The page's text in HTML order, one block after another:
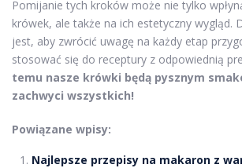
Pomijanie tych kroków może nie tylko
krówek, ale także na ich estetyczny wygląd.
jest, aby zwrócić uwagę na każdy etap
stosować się do receptury z odpowiednią
temu nasze krówki będą pysznym
zachwyci wszystkich!
Powiązane wpisy:
Najlepsze przepisy na makaron z